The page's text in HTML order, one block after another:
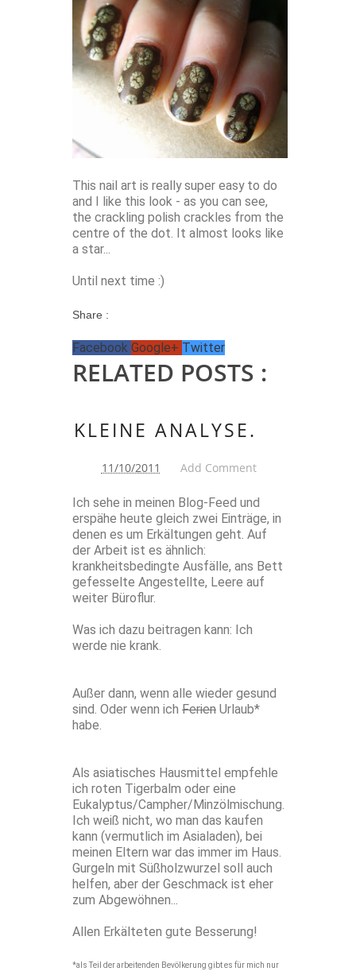
This nail art is really super easy to do
and I like this look - as you can see,
the crackling polish crackles from the
centre of the dot. It almost looks like
a star...
Until next time :)
Share :
Facebook Google+ Twitter
RELATED POSTS :
KLEINE ANALYSE.
11/10/2011 Add Comment
Ich sehe in meinen Blog-Feed und
erspähe heute gleich zwei Einträge, in
denen es um Erkältungen geht. Auf
der Arbeit ist es ähnlich:
krankheitsbedingte Ausfälle, ans Bett
gefesselte Angestellte, Leere auf
weiter Büroflur.
Was ich dazu beitragen kann: Ich
werde nie krank.
Außer dann, wenn alle wieder gesund
sind. Oder wenn ich Ferien Urlaub*
habe.
Als asiatisches Hausmittel empfehle
ich roten Tigerbalm oder eine
Eukalyptus/Campher/Minzölmischung.
Ich weiß nicht, wo man das kaufen
kann (vermutlich im Asialaden), bei
meinen Eltern war das immer im Haus.
Gurgeln mit Süßholzwurzel soll auch
helfen, aber der Geschmack ist eher
zum Abgewöhnen...
Allen Erkälteten gute Besserung!
*als Teil der arbeitenden Bevölkerung gibt es für mich nur